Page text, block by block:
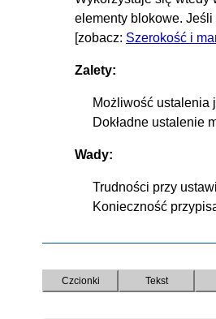
elementy blokowe.
[zobacz: Szerokość i
Zalety:
Możliwość ustalenia
Dokładne ustalenie
Wady:
Trudności przy
Konieczność
Czcionki Tekst